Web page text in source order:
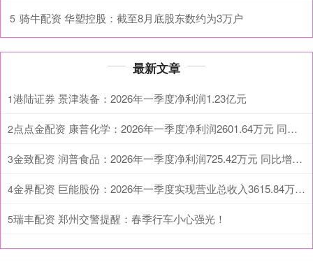
5 骑牛配资 华塑控股：截至8月底股东数约为3万户
最新文章
1港陆证券 景津装备：2026年一季度净利润1.23亿元
2 点点金配资 康普化学：2026年一季度净利润2601.64万元 同比增长164.13%
3 金致配资 润普食品：2026年一季度净利润725.42万元 同比增长269.13%
4 金界配资 巨能股份：2026年一季度实现营业总收入3615.84万元 同比增长0.28%
5瑞丰配资 郑州交警提醒：春季行车小心强光！